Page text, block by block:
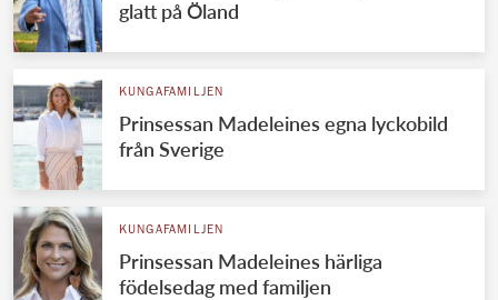
VÄRLDENS KUNGAHUS
Svenska kungahuset
Brittiska kungahuset
Danska kungahuset
REDAKTION
glatt på Öland
KUNGAFAMILJEN
Prinsessan Madeleines egna lyckobild
från Sverige
KUNGAFAMILJEN
Prinsessan Madeleines härliga
födelsedag med familjen